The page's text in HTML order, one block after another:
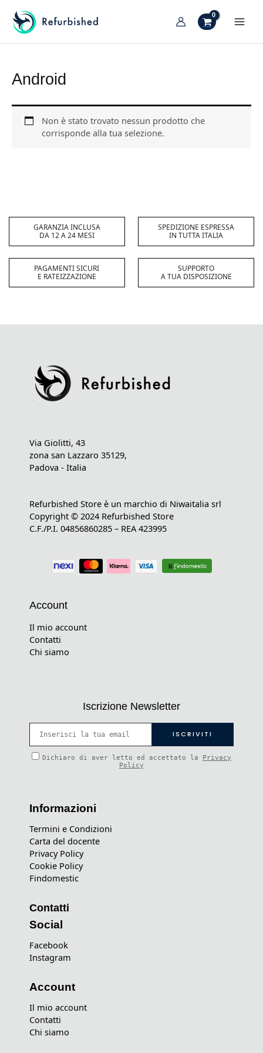
contenuto
Android
Non è stato trovato nessun prodotto che
corrisponde alla tua selezione.
GARANZIA INCLUSA
DA 12 A 24 MESI
SPEDIZIONE ESPRESSA
IN TUTTA ITALIA
PAGAMENTI SICURI
E RATEIZZAZIONE
SUPPORTO
A TUA DISPOSIZIONE
DISATTIVA
DISATTIVA
Via Giolitti, 43
zona san Lazzaro 35129,
Padova - Italia
Refurbished Store è un marchio di Niwaitalia srl
Copyright © 2024 Refurbished Store
C.F./P.I. 04856860285 – REA 423995
Account
Il mio account
Contatti
Chi siamo
Iscrizione Newsletter
Dichiaro di aver letto ed accettato la Privacy
Policy
Informazioni
Termini e Condizioni
Carta del docente
Privacy Policy
Cookie Policy
Findomestic
Contatti
Social
Facebook
Instagram
Account
Il mio account
Contatti
Chi siamo